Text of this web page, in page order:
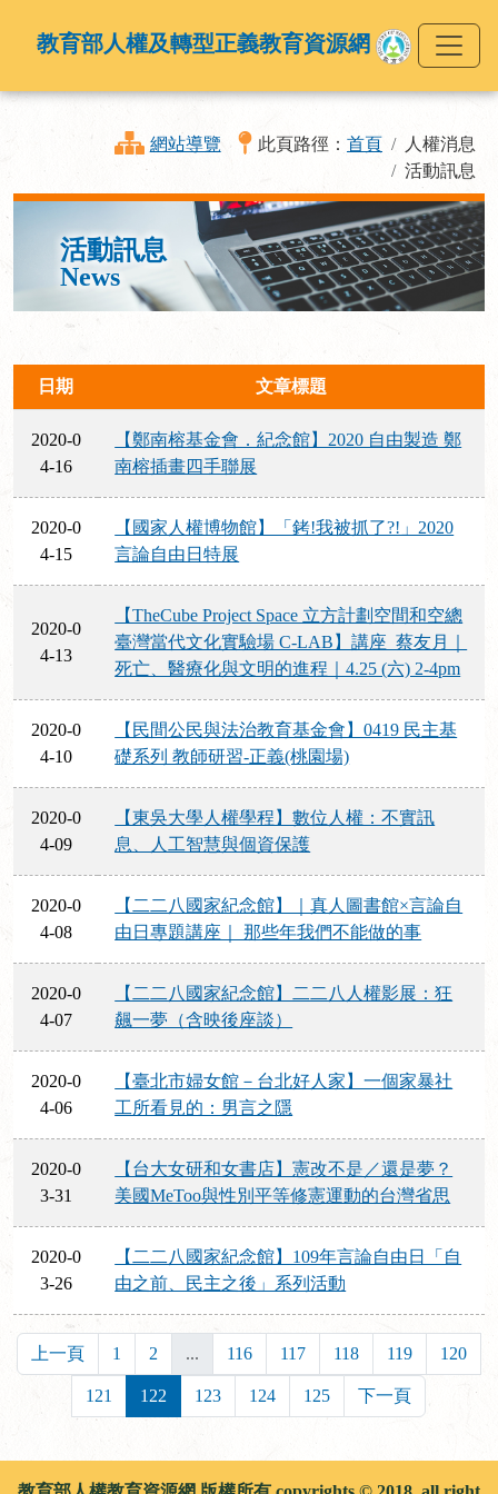
教育部人權及轉型正義教育資源網
網站導覽 此頁路徑： 首頁
人權消息
活動訊息
活動訊息
News
日期 文章標題
2020-0
4-16
【鄭南榕基金會．紀念館】2020 自由製造 鄭
南榕插畫四手聯展
2020-0
4-15
【國家人權博物館】「銬!我被抓了?!」2020
言論自由日特展
2020-0
4-13
【TheCube Project Space 立方計劃空間和空總
臺灣當代文化實驗場 C-LAB】講座_蔡友月｜
死亡、醫療化與文明的進程｜4.25 (六) 2-4pm
2020-0
4-10
【民間公民與法治教育基金會】0419 民主基
礎系列 教師研習-正義(桃園場)
2020-0
4-09
【東吳大學人權學程】數位人權：不實訊
息、人工智慧與個資保護
2020-0
4-08
【二二八國家紀念館】｜真人圖書館×言論自
由日專題講座｜ 那些年我們不能做的事
2020-0
4-07
【二二八國家紀念館】二二八人權影展：狂
飆一夢（含映後座談）
2020-0
4-06
【臺北市婦女館－台北好人家】一個家暴社
工所看見的：男言之隱
2020-0
3-31
【台大女研和女書店】憲改不是／還是夢？
美國MeToo與性別平等修憲運動的台灣省思
2020-0
3-26
【二二八國家紀念館】109年言論自由日「自
由之前、民主之後」系列活動
上一頁 1 2 ... 116 117 118 119 120
121 122 123 124 125 下一頁